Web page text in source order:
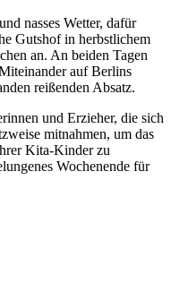
nasses Wetter, dafür
Gutshof in herbstlichem
an. An beiden Tagen
auf Berlins
reißenden Absatz.
und Erzieher, die sich
mitnahmen, um das
Kita-Kinder zu
Wochenende für